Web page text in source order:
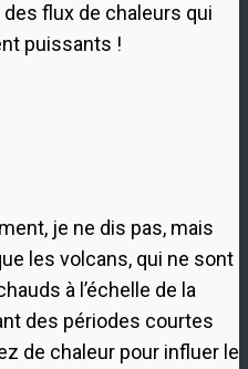
flux de chaleurs qui
puissants !
je ne dis pas, mais
les volcans, qui ne sont
à l’échelle de la
des périodes courtes
de chaleur pour influer le